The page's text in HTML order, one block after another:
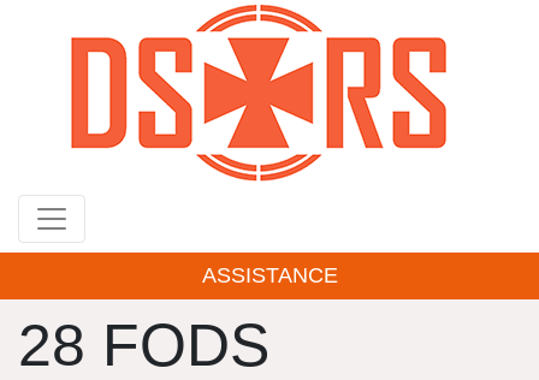
hovedindhold
ASSISTANCE
28 FODS